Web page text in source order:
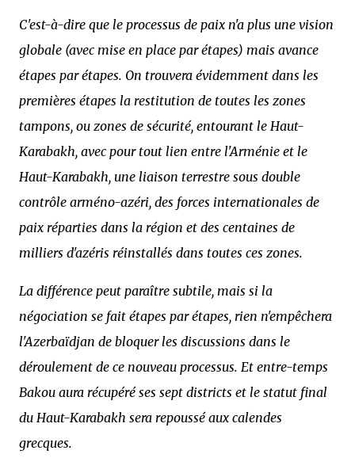
C'est-à-dire que le processus de paix n'a plus une vision
globale (avec mise en place par étapes) mais avance
étapes par étapes. On trouvera évidemment dans les
premières étapes la restitution de toutes les zones
tampons, ou zones de sécurité, entourant le Haut-
Karabakh, avec pour tout lien entre l'Arménie et le
Haut-Karabakh, une liaison terrestre sous double
contrôle arméno-azéri, des forces internationales de
paix réparties dans la région et des centaines de
milliers d'azéris réinstallés dans toutes ces zones.
La différence peut paraître subtile, mais si la
négociation se fait étapes par étapes, rien n'empêchera
l'Azerbaïdjan de bloquer les discussions dans le
déroulement de ce nouveau processus. Et entre-temps
Bakou aura récupéré ses sept districts et le statut final
du Haut-Karabakh sera repoussé aux calendes
grecques.